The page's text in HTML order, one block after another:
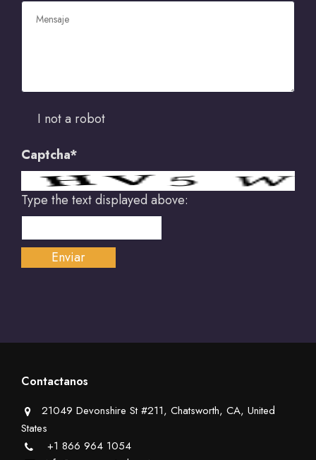
I not a robot
Captcha*
Type the text displayed above:
Contactanos
21049 Devonshire St #211, Chatsworth, CA, United
States
+1 866 964 1054